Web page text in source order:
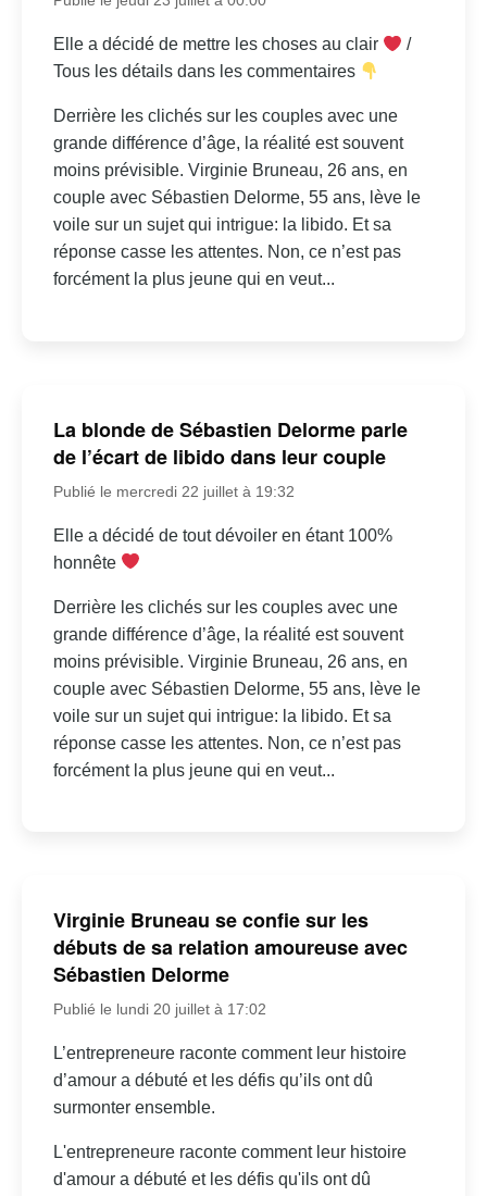
Elle a décidé de mettre les choses au clair
/
Tous les détails dans les commentaires
Derrière les clichés sur les couples avec une
grande différence d’âge, la réalité est souvent
moins prévisible. Virginie Bruneau, 26 ans, en
couple avec Sébastien Delorme, 55 ans, lève le
voile sur un sujet qui intrigue: la libido. Et sa
réponse casse les attentes. Non, ce n’est pas
forcément la plus jeune qui en veut...
La blonde de Sébastien Delorme parle
de l’écart de libido dans leur couple
Publié le mercredi 22 juillet à 19:32
Elle a décidé de tout dévoiler en étant 100%
honnête
Derrière les clichés sur les couples avec une
grande différence d’âge, la réalité est souvent
moins prévisible. Virginie Bruneau, 26 ans, en
couple avec Sébastien Delorme, 55 ans, lève le
voile sur un sujet qui intrigue: la libido. Et sa
réponse casse les attentes. Non, ce n’est pas
forcément la plus jeune qui en veut...
Virginie Bruneau se confie sur les
débuts de sa relation amoureuse avec
Sébastien Delorme
Publié le lundi 20 juillet à 17:02
L’entrepreneure raconte comment leur histoire
d’amour a débuté et les défis qu’ils ont dû
surmonter ensemble.
L'entrepreneure raconte comment leur histoire
d'amour a débuté et les défis qu'ils ont dû